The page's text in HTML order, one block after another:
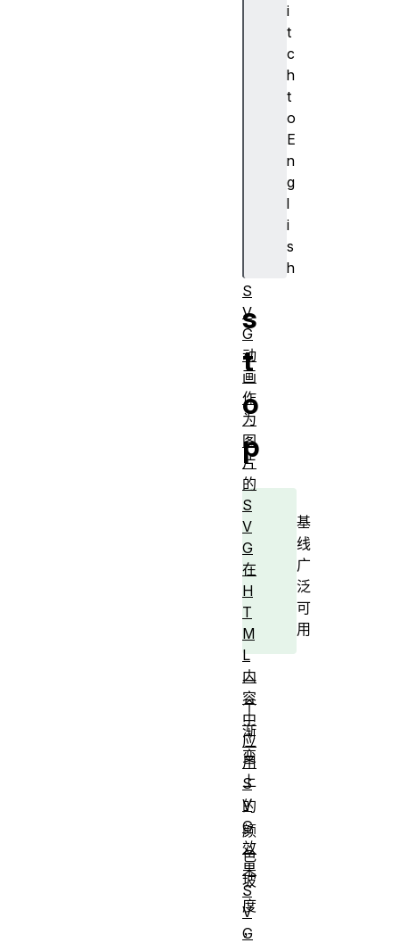
i
t
c
h
t
o
E
n
g
l
i
s
h
s
t
o
p
基
线
广
泛
可
用
一
个
渐
变
上
的
颜
色
坡
度
，
S
V
G
动
画
作
为
图
片
的
S
V
G
在
H
T
M
L
内
容
中
应
用
S
V
G
效
果
S
V
G